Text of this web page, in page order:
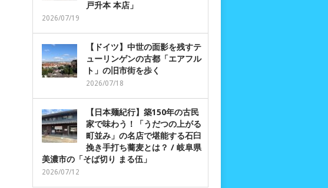
戸升本 本店」
2026/07/19
【ドイツ】中世の面影を残すテ
ューリンゲンの古都「エアフル
ト」の旧市街を歩く
2026/07/18
【日本麺紀行】築150年の古民
家で味わう！「うだつの上がる
町並み」の名店で堪能する石臼
挽き手打ち蕎麦とは？ / 岐阜県
美濃市の「そば切り まる伍」
2026/07/12